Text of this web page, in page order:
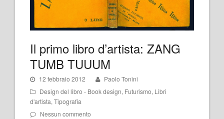
Il primo libro d’artista: ZANG
TUMB TUUUM
12 febbraio 2012
Paolo Tonini
Design del libro - Book design, Futurismo, Libri
d'artista, Tipografia
Nessun commento